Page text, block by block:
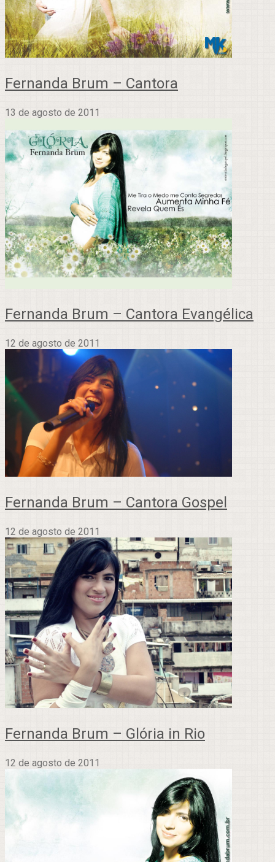
Fernanda Brum – Cantora
13 de agosto de 2011
Fernanda Brum – Cantora Evangélica
12 de agosto de 2011
Fernanda Brum – Cantora Gospel
12 de agosto de 2011
Fernanda Brum – Glória in Rio
12 de agosto de 2011